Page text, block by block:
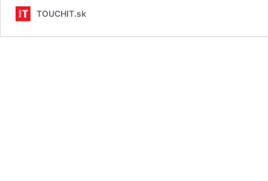
TOUCHIT.sk